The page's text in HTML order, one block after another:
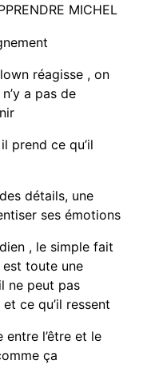
MICHEL
réagisse , on
a pas de
prend ce qu’il
détails, une
ses émotions
, le simple fait
est toute une
ne peut pas
ce qu’il ressent
entre l’être et le
ça